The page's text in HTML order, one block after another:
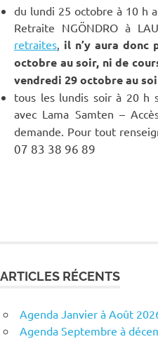
du lundi 25 octobre à 10 h
Retraite NGÖNDRO à
retraites, il n’y aura donc
octobre au soir, ni de
vendredi 29 octobre au
tous les lundis soir à 20 h
avec Lama Samten –
demande. Pour tout
07 83 38 96 89
ARTICLES RÉCENTS
Agenda Janvier à Août
Agenda Septembre à